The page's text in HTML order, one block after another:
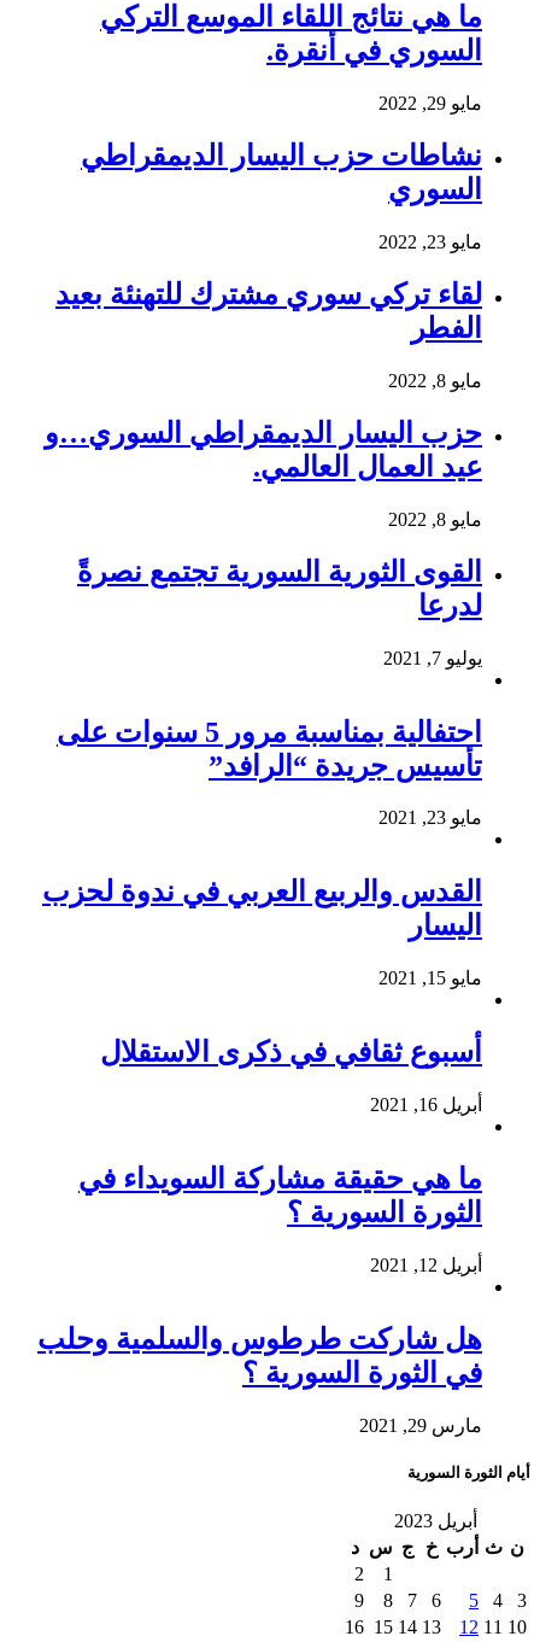
ما هي نتائج اللقاء الموسع التركي
السوري في أنقرة.
مايو 29, 2022
نشاطات حزب اليسار الديمقراطي
السوري
مايو 23, 2022
لقاء تركي سوري مشترك للتهنئة بعيد
الفطر
مايو 8, 2022
حزب اليسار الديمقراطي السوري…و
عيد العمال العالمي.
مايو 8, 2022
القوى الثورية السورية تجتمع نصرةً
لدرعا
يوليو 7, 2021
احتفالية بمناسبة مرور 5 سنوات على
تأسيس جريدة “الرافد”
مايو 23, 2021
القدس والربيع العربي في ندوة لحزب
اليسار
مايو 15, 2021
أسبوع ثقافي في ذكرى الاستقلال
أبريل 16, 2021
ما هي حقيقة مشاركة السويداء في
الثورة السورية ؟
أبريل 12, 2021
هل شاركت طرطوس والسلمية وحلب
في الثورة السورية ؟
مارس 29, 2021
أيام الثورة السورية
أبريل 2023
ن ث أرب خ ج س د
1
2
3
4
5
6
7
8
9
10
11
12
13
14
15
16